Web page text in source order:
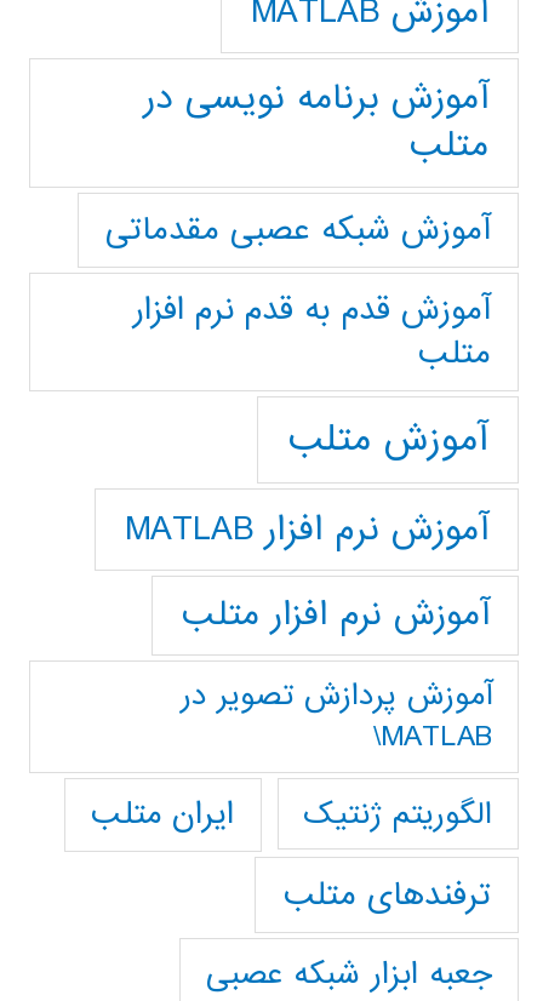
آموزش MATLAB
آموزش برنامه نویسی در
متلب
آموزش شبکه عصبی مقدماتی
آموزش قدم به قدم نرم افزار
متلب
آموزش متلب
آموزش نرم افزار MATLAB
آموزش نرم افزار متلب
آموزش پردازش تصوير در
MATLAB\
الگوریتم ژنتیک
ایران متلب
ترفندهای متلب
جعبه ابزار شبکه عصبی